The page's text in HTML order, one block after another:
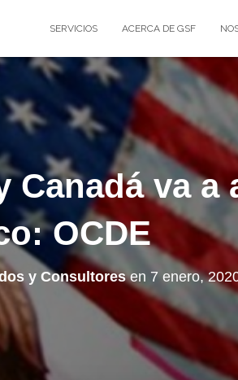
SERVICIOS ACERCA DE GSF
Canadá va a
OCDE
y Consultoresen 7 enero,